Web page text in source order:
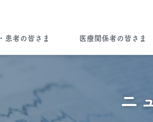
患者の皆さま 医療関係者の皆さま
ニ